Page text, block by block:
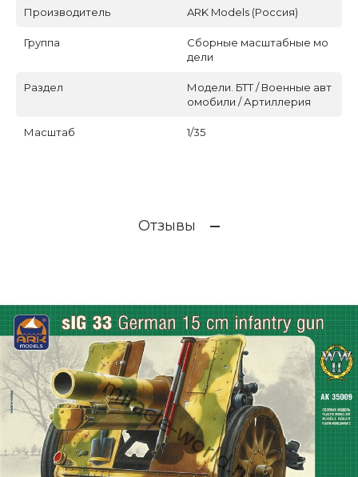
Производитель ARK Models (Россия)
Группа
Сборные масштабные мо
дели
Раздел
Модели. БТТ / Военные авт
омобили / Артиллерия
Масштаб 1/35
Отзывы